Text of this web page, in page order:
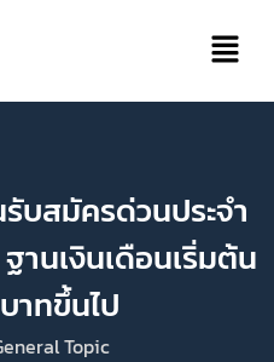
บสมัครด่วนประจำ
านเงินเดือนเริ่มต้น
าทขึ้นไป
Topic